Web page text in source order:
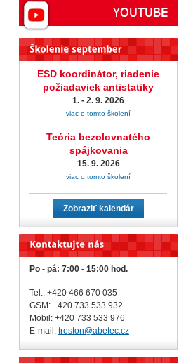
ESD koordinátor, riadenie
požiadaviek antistatiky
1. - 2. 9. 2026
viac o tomto školení
Teória bezolovnatého
spájkovania
15. 9. 2026
viac o tomto školení
Zobraziť kalendár
Po - pá: 7:00 - 15:00 hod.
Tel.: +420 466 670 035
GSM: +420 733 533 932
Mobil: +420 733 533 976
E-mail: treston@abetec.cz